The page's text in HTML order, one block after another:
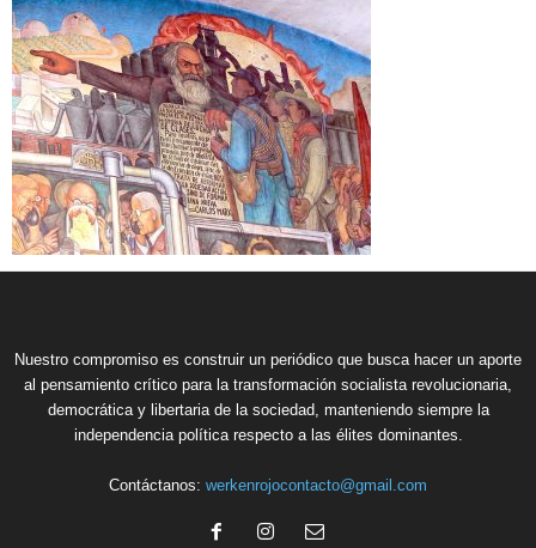
Nuestro compromiso es construir un periódico que busca hacer un aporte
al pensamiento crítico para la transformación socialista revolucionaria,
democrática y libertaria de la sociedad, manteniendo siempre la
independencia política respecto a las élites dominantes.
Contáctanos: werkenrojocontacto@gmail.com